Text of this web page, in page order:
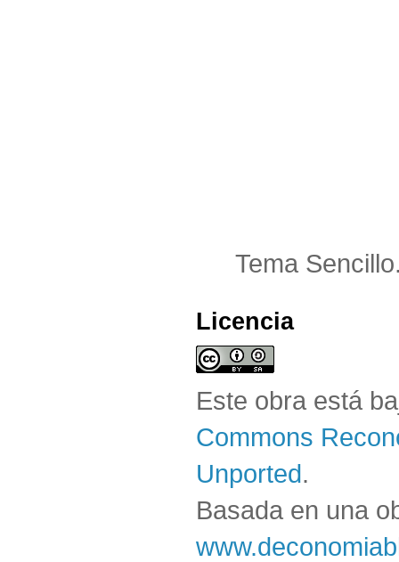
Tema
Licencia
Este obra está
Commons
Unported.
Basada en una